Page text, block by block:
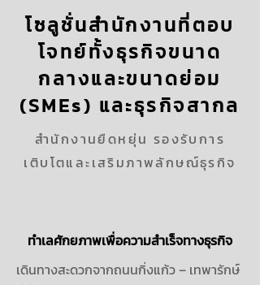
โซลูชั่นสำนักงานที่ตอบ
โจทย์ทั้งธุรกิจขนาด
กลางและขนาดย่อม
(SMEs) และธุรกิจสากล
สำนักงานยืดหยุ่น รองรับการ
เติบโตและเสริมภาพลักษณ์ธุรกิจ
ทำเลศักยภาพเพื่อความสำเร็จทางธุรกิจ
เดินทางสะดวกจากถนนกิ่งแก้ว – เทพารักษ์